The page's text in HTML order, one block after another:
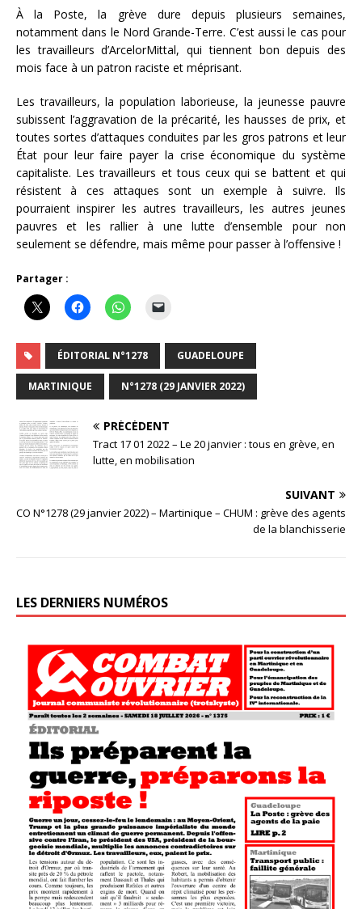
À la Poste, la grève dure depuis plusieurs semaines,
notamment dans le Nord Grande-Terre. C’est aussi le cas pour
les travailleurs d’ArcelorMittal, qui tiennent bon depuis des
mois face à un patron raciste et méprisant.
Les travailleurs, la population laborieuse, la jeunesse pauvre
subissent l’aggravation de la précarité, les hausses de prix, et
toutes sortes d’attaques conduites par les gros patrons et leur
État pour leur faire payer la crise économique du système
capitaliste. Les travailleurs et tous ceux qui se battent et qui
résistent à ces attaques sont un exemple à suivre. Ils
pourraient inspirer les autres travailleurs, les autres jeunes
pauvres et les rallier à une lutte d’ensemble pour non
seulement se défendre, mais même pour passer à l’offensive !
Partager :
ÉDITORIAL N°1278 GUADELOUPE
MARTINIQUE N°1278 (29 JANVIER 2022)
PRÉCÉDENT
Tract 17 01 2022 – Le 20 janvier : tous en grève, en
lutte, en mobilisation
SUIVANT
CO N°1278 (29 janvier 2022) – Martinique – CHUM : grève des agents
de la blanchisserie
LES DERNIERS NUMÉROS